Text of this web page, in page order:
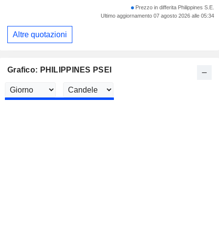
Grafico: PHILIPPINES PSEI
Prezzo in differita Philippines S.E.
Ultimo aggiornamento 07 agosto 2026 alle 05:34
Altre quotazioni